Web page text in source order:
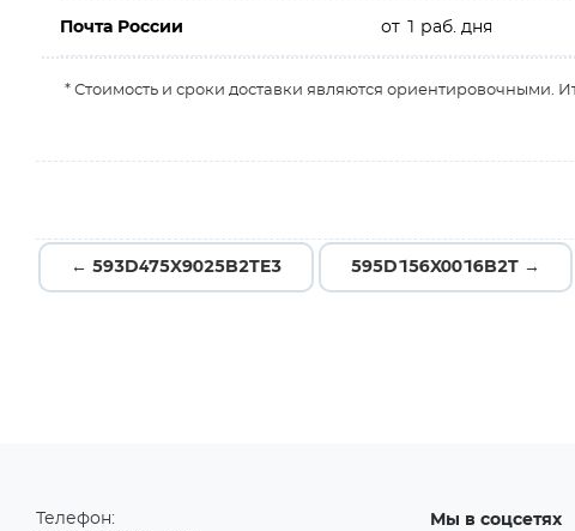
Почта России от 1 раб. дня
* Стоимость и сроки доставки являются ориентировочными.
← 593D475X9025B2TE3 595D156X0016B2T →
Телефон: Мы в соцсетях